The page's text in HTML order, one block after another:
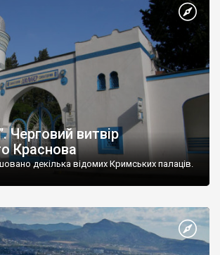
Черговий витвір
Краснова
декілька відомих Кримських палаців.